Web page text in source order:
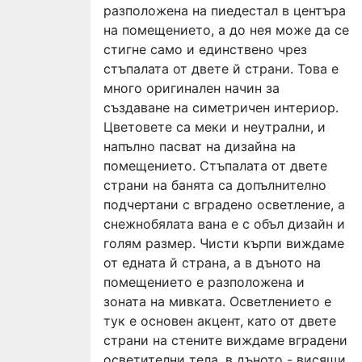
разположена на пиедестал в центъра
на помещението, а до нея може да се
стигне само и единствено чрез
стъпалата от двете й страни. Това е
много оригинален начин за
създаване на симетричен интериор.
Цветовете са меки и неутрални, и
напълно пасват на дизайна на
помещението. Стъпалата от двете
страни на банята са допълнително
подчертани с вградено осветление, а
снежнобялата вана е с объл дизайн и
голям размер. Чисти кърпи виждаме
от едната й страна, а в дъното на
помещението е разположена и
зоната на мивката. Осветлението е
тук е основен акцент, като от двете
страни на стените виждаме вградени